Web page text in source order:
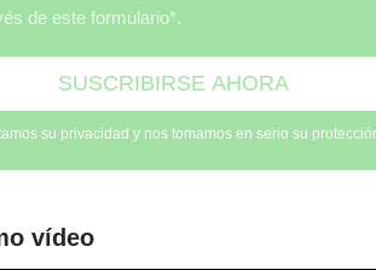
de este formulario*.
su privacidad y nos tomamos en serio su
vídeo